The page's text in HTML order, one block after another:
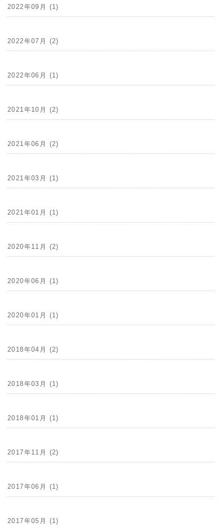
2022年09月 (1)
2022年07月 (2)
2022年06月 (1)
2021年10月 (2)
2021年06月 (2)
2021年03月 (1)
2021年01月 (1)
2020年11月 (2)
2020年06月 (1)
2020年01月 (1)
2018年04月 (2)
2018年03月 (1)
2018年01月 (1)
2017年11月 (2)
2017年06月 (1)
2017年05月 (1)